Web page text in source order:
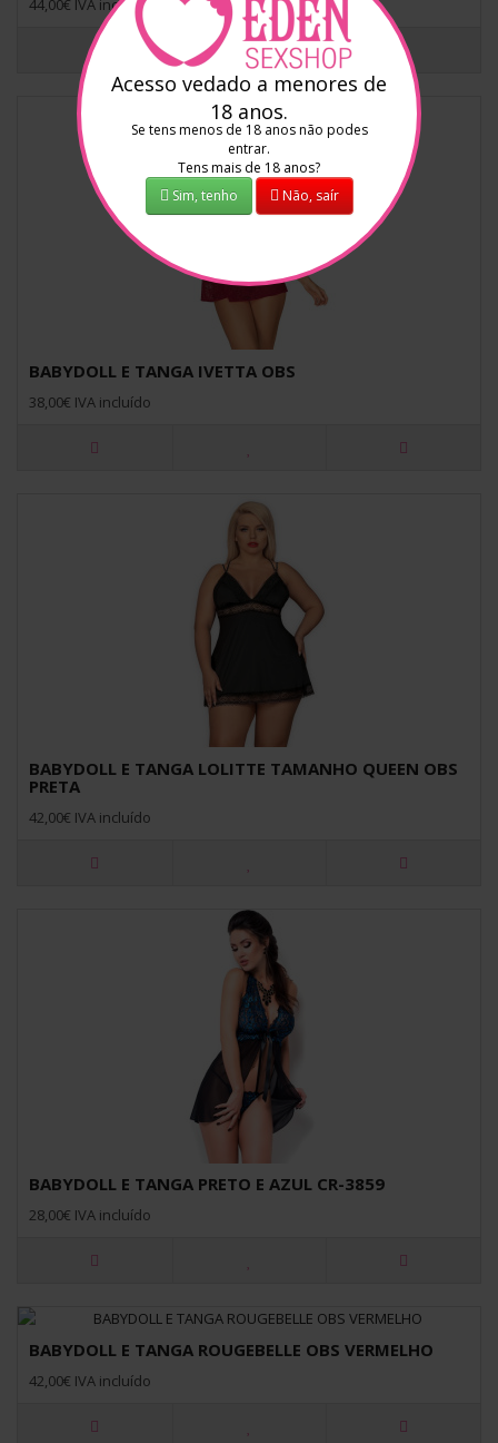
44,00€ IVA incluído
BABYDOLL E TANGA IVETTA OBS
38,00€ IVA incluído
BABYDOLL E TANGA LOLITTE TAMANHO QUEEN OBS
PRETA
42,00€ IVA incluído
BABYDOLL E TANGA PRETO E AZUL CR-3859
28,00€ IVA incluído
BABYDOLL E TANGA ROUGEBELLE OBS VERMELHO
42,00€ IVA incluído
Acesso vedado a menores de
18 anos.
Se tens menos de 18 anos não podes
entrar.
Tens mais de 18 anos?
Sim, tenho
Não, saír